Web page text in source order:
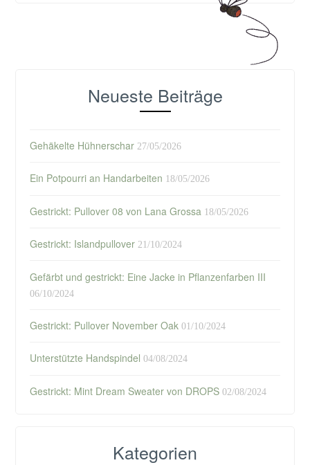
Neueste Beiträge
Gehäkelte Hühnerschar 27/05/2026
Ein Potpourri an Handarbeiten 18/05/2026
Gestrickt: Pullover 08 von Lana Grossa 18/05/2026
Gestrickt: Islandpullover 21/10/2024
Gefärbt und gestrickt: Eine Jacke in Pflanzenfarben III
06/10/2024
Gestrickt: Pullover November Oak 01/10/2024
Unterstützte Handspindel 04/08/2024
Gestrickt: Mint Dream Sweater von DROPS 02/08/2024
Kategorien